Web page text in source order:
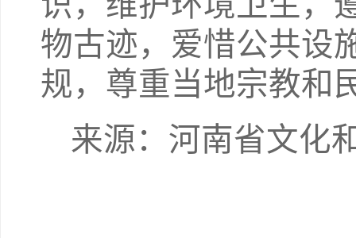
物古迹，爱惜公共设
规，尊重当地宗教和
来源：河南省文化